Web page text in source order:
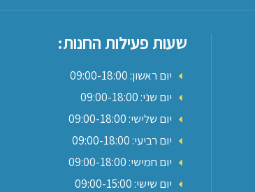
שעות פעילות החנות:
יום ראשון: 09:00-18:00
יום שני: 09:00-18:00
יום שלישי: 09:00-18:00
יום רביעי: 09:00-18:00
יום חמישי: 09:00-18:00
יום שישי: 09:00-15:00